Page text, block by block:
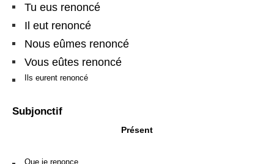
Tu eus renoncé
Il eut renoncé
Nous eûmes renoncé
Vous eûtes renoncé
Ils eurent renoncé
Subjonctif
Présent
Que je renonce